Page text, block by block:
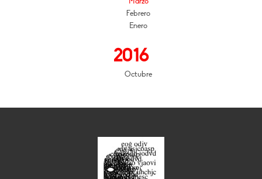
Febrero
Enero
2016
Octubre